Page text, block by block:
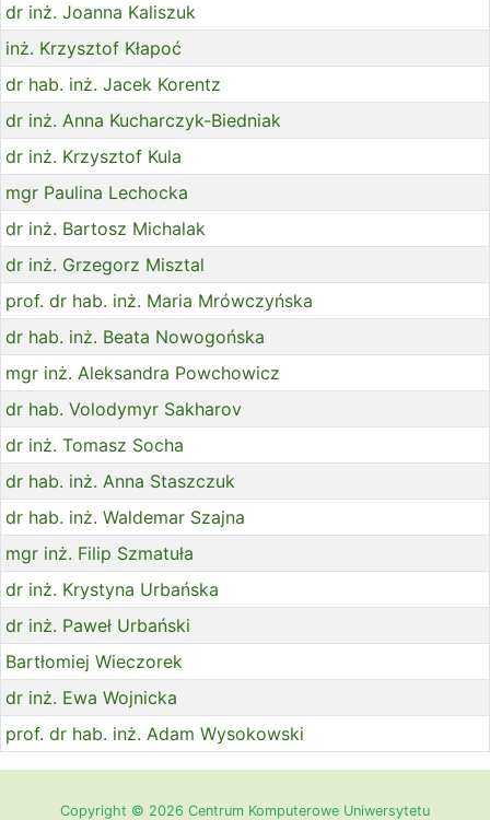
dr inż. Joanna Kaliszuk
inż. Krzysztof Kłapoć
dr hab. inż. Jacek Korentz
dr inż. Anna Kucharczyk-Biedniak
dr inż. Krzysztof Kula
mgr Paulina Lechocka
dr inż. Bartosz Michalak
dr inż. Grzegorz Misztal
prof. dr hab. inż. Maria Mrówczyńska
dr hab. inż. Beata Nowogońska
mgr inż. Aleksandra Powchowicz
dr hab. Volodymyr Sakharov
dr inż. Tomasz Socha
dr hab. inż. Anna Staszczuk
dr hab. inż. Waldemar Szajna
mgr inż. Filip Szmatuła
dr inż. Krystyna Urbańska
dr inż. Paweł Urbański
Bartłomiej Wieczorek
dr inż. Ewa Wojnicka
prof. dr hab. inż. Adam Wysokowski
Copyright © 2026 Centrum Komputerowe Uniwersytetu